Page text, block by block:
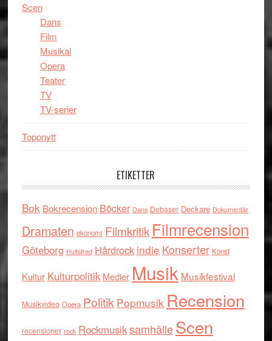
Scen
Dans
Film
Musikal
Opera
Teater
TV
TV-serier
Toppnytt
ETIKETTER
Bok Bokrecension Böcker Dans Debaser Deckare Dokumentär
Dramaten ekonomi Filmkritik Filmrecension
Göteborg Hultsfred Hårdrock indie Konserter Konst
Kultur Kulturpolitik Medier Musik Musikfestival
Musikvideo Opera Politik Popmusik Recension
recensioner rock RockmusiksamhälleScen